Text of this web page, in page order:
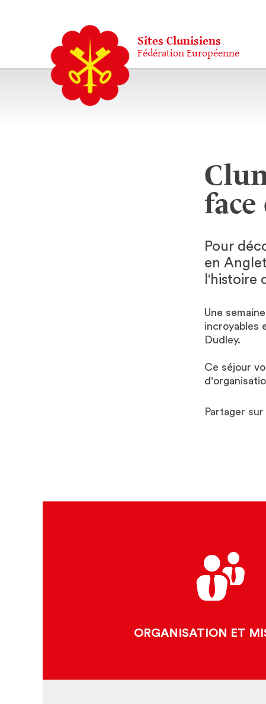
Sites Clunisiens
Fédération Européenne
face
Pour
en
l'histoire
Une
incroyables
Dudley.
Ce séjour
Partager sur
ORGANISATION ET
POURQUOI UNE
EQUIPE ET